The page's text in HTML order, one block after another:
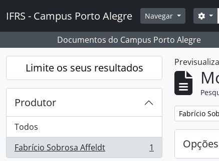
IFRS - Campus Porto Alegre Navegar
Documentos do Campus Porto Alegre
Limite os seus resultados
Produtor
Todos
Fabrício Sobrosa Affeldt
, 1 resultados 1
Remover
Fabrício